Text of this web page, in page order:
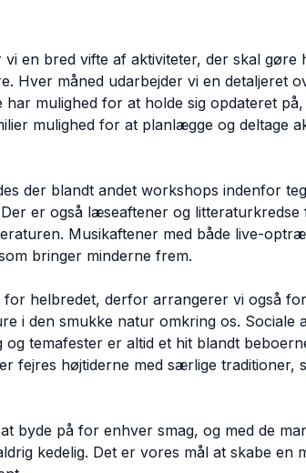
en bred vifte af aktiviteter, der skal gøre
Hver måned udarbejder vi en detaljeret
mulighed for at holde sig opdateret
mulighed for at planlægge og deltage
der blandt andet workshops indenfor
er også læseaftener og
Musikaftener med både live-
bringer minderne frem.
helbredet, derfor arrangerer vi også
i den smukke natur omkring os. Sociale
temafester er altid et hit blandt
fejres højtiderne med særlige traditioner,
byde på for enhver smag, og med de
kedelig. Det er vores mål at skabe en